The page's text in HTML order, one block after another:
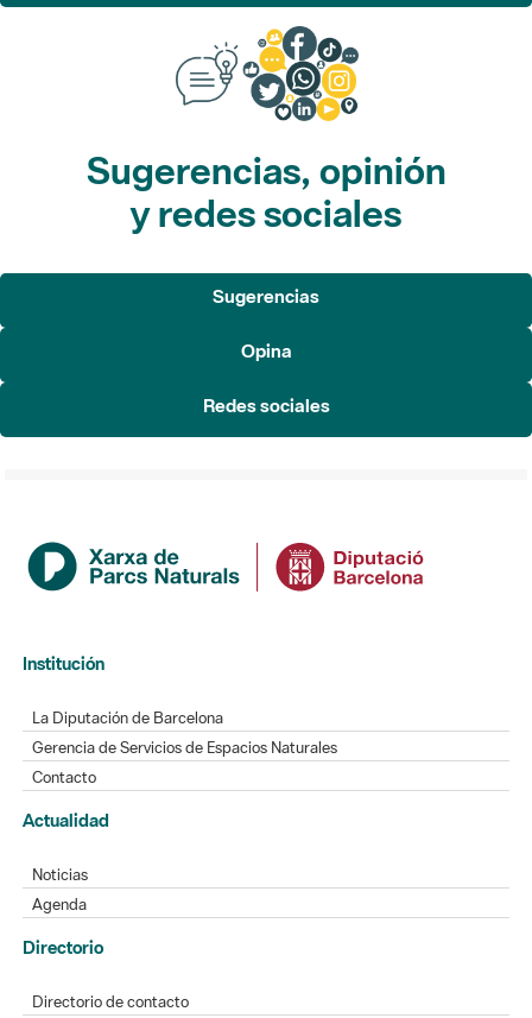
Sugerencias, opinión
y redes sociales
Sugerencias
Opina
Redes sociales
Institución
La Diputación de Barcelona
Gerencia de Servicios de Espacios Naturales
Contacto
Actualidad
Noticias
Agenda
Directorio
Directorio de contacto